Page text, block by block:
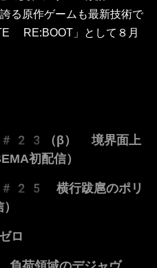
原作ゲームも最新技術で
RE:BOOT」として８月
#23（β） 境界面上
初配信）
#25 横行跋扈のポリ
ロ